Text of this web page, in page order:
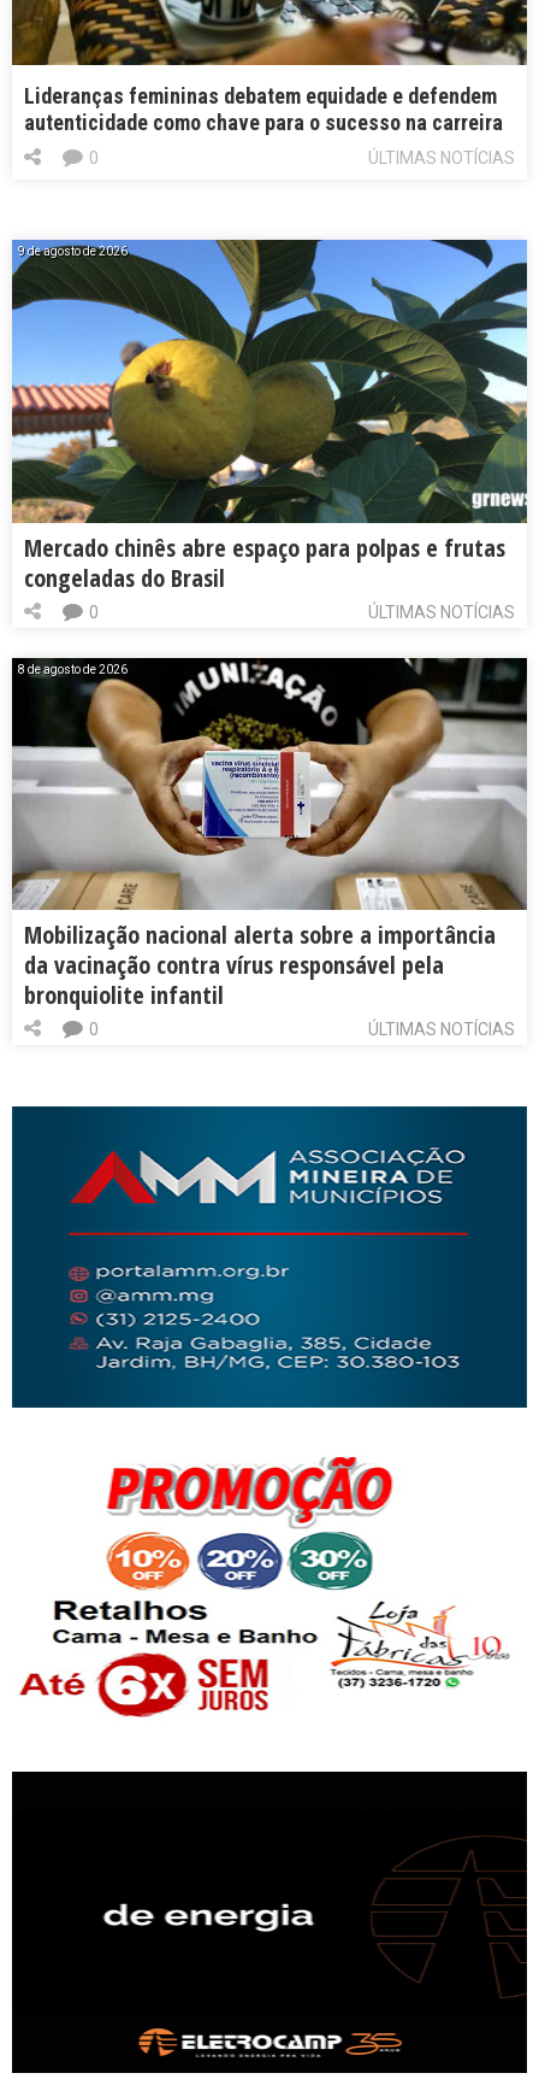
Lideranças femininas debatem equidade e defendem
autenticidade como chave para o sucesso na carreira
ÚLTIMAS NOTÍCIAS
0
9 de agosto de 2026
Mercado chinês abre espaço para polpas e frutas
congeladas do Brasil
ÚLTIMAS NOTÍCIAS
0
8 de agosto de 2026
Mobilização nacional alerta sobre a importância
da vacinação contra vírus responsável pela
bronquiolite infantil
ÚLTIMAS NOTÍCIAS
0